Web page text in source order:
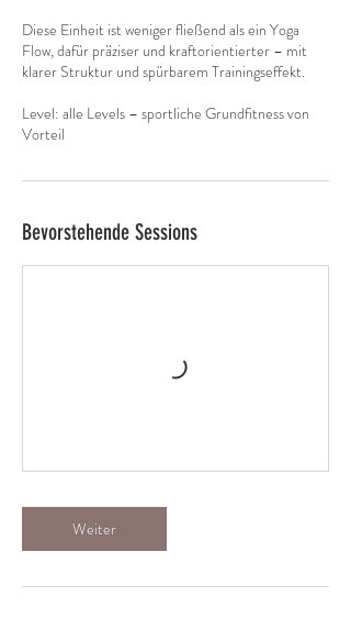
Diese Einheit ist weniger fließend als ein Yoga
Flow, dafür präziser und kraftorientierter – mit
klarer Struktur und spürbarem Trainingseffekt.
Level: alle Levels – sportliche Grundfitness von
Vorteil
Bevorstehende Sessions
Weiter